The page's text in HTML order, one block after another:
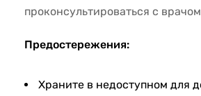
проконсультироваться с
Предостережения:
Храните в недоступном для